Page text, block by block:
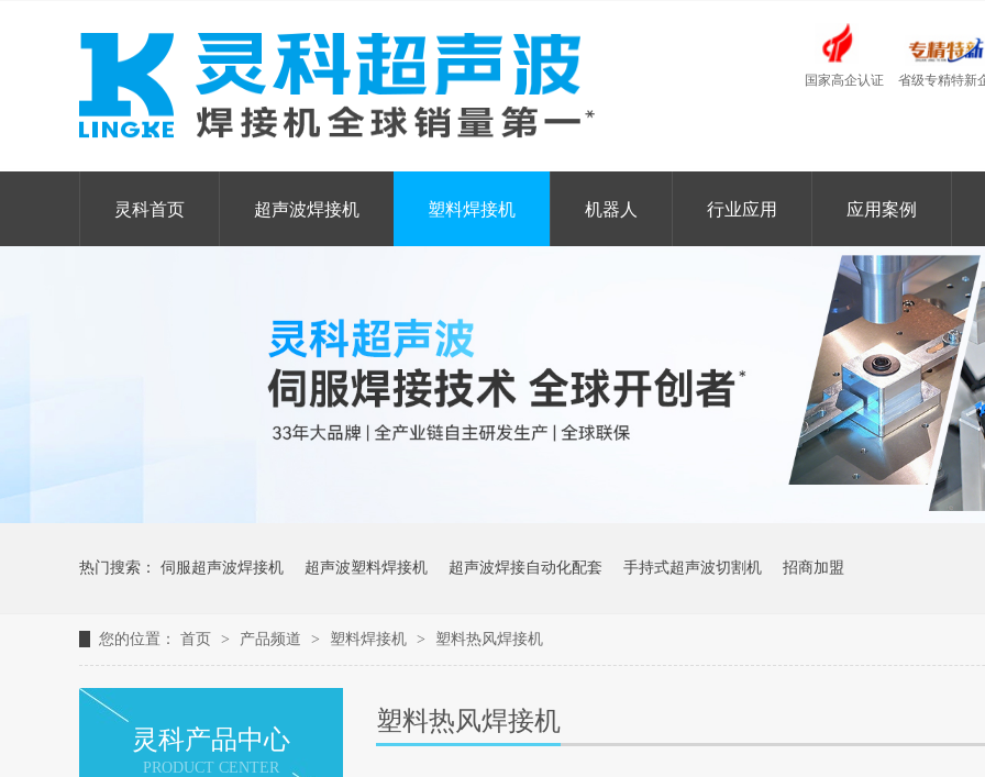
国家高企认证 省级专精特新
灵科首页 超声波焊接机 塑料焊接机 机器人 行业应用 应用案例
热门搜索： 伺服超声波焊接机 超声波塑料焊接机 超声波焊接自动化配套 手持式超声波切割机 招商加盟
您的位置： 首页 > 产品频道 > 塑料焊接机 > 塑料热风焊接机
灵科产品中心
PRODUCT CENTER
塑料热风焊接机